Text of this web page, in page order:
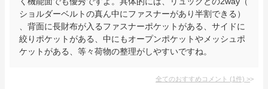
ショルダーベルトの真ん中にファスナーがあり半割できる）
、背面に長財布が入るファスナーポケットがある、サイドに
絞りポケットがある、中にもオープンポケットやメッシュポ
ケットがある、等々荷物の整理がしやすいですね。
全てのおすすめコメント (1件) >